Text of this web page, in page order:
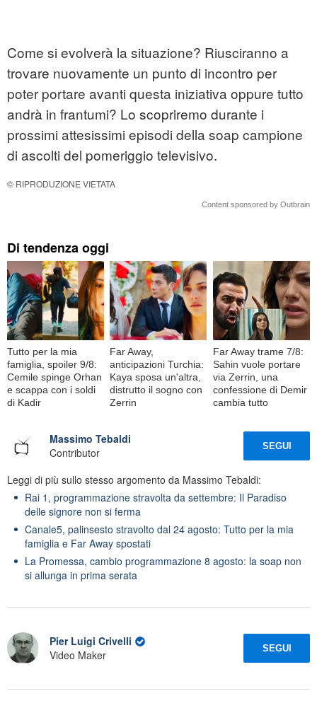
Come si evolverà la situazione? Riusciranno a
trovare nuovamente un punto di incontro per
poter portare avanti questa iniziativa oppure tutto
andrà in frantumi? Lo scopriremo durante i
prossimi attesissimi episodi della soap campione
di ascolti del pomeriggio televisivo.
© RIPRODUZIONE VIETATA
Content sponsored by Outbrain
Di tendenza oggi
Tutto per la mia
famiglia, spoiler 9/8:
Cemile spinge Orhan
e scappa con i soldi
di Kadir
Far Away,
anticipazioni Turchia:
Kaya sposa un'altra,
distrutto il sogno con
Zerrin
Far Away trame 7/8:
Sahin vuole portare
via Zerrin, una
confessione di Demir
cambia tutto
Massimo Tebaldi
Contributor
SEGUI
Leggi di più sullo stesso argomento da Massimo Tebaldi:
Rai 1, programmazione stravolta da settembre: Il Paradiso
delle signore non si ferma
Canale5, palinsesto stravolto dal 24 agosto: Tutto per la mia
famiglia e Far Away spostati
La Promessa, cambio programmazione 8 agosto: la soap non
si allunga in prima serata
Pier Luigi Crivelli
Video Maker
SEGUI